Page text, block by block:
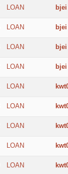
LOAN bjei
LOAN bjei
LOAN bjei
LOAN bjei
LOAN
LOAN
LOAN
LOAN
LOAN